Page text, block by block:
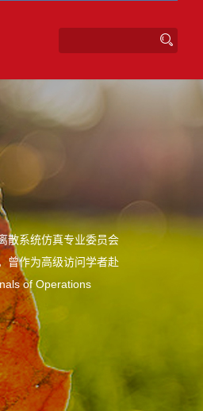
散系统仿真专业委员会
曾作为高级访问学者赴
of Operations